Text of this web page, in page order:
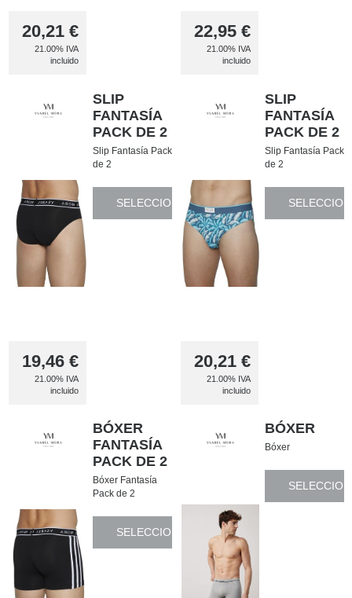
20,21 €
21.00% IVA
incluido
22,95 €
21.00% IVA
incluido
19,46 €
21.00% IVA
incluido
SLIP
FANTASÍA
PACK DE 2
Slip Fantasía Pack
de 2
SELECCIONAR
20,21 €
21.00% IVA
incluido
SLIP
FANTASÍA
PACK DE 2
Slip Fantasía Pack
de 2
BÓXER
FANTASÍA
PACK DE 2
Bóxer Fantasía
Pack de 2
SELECCIONAR
BÓXER
Bóxer